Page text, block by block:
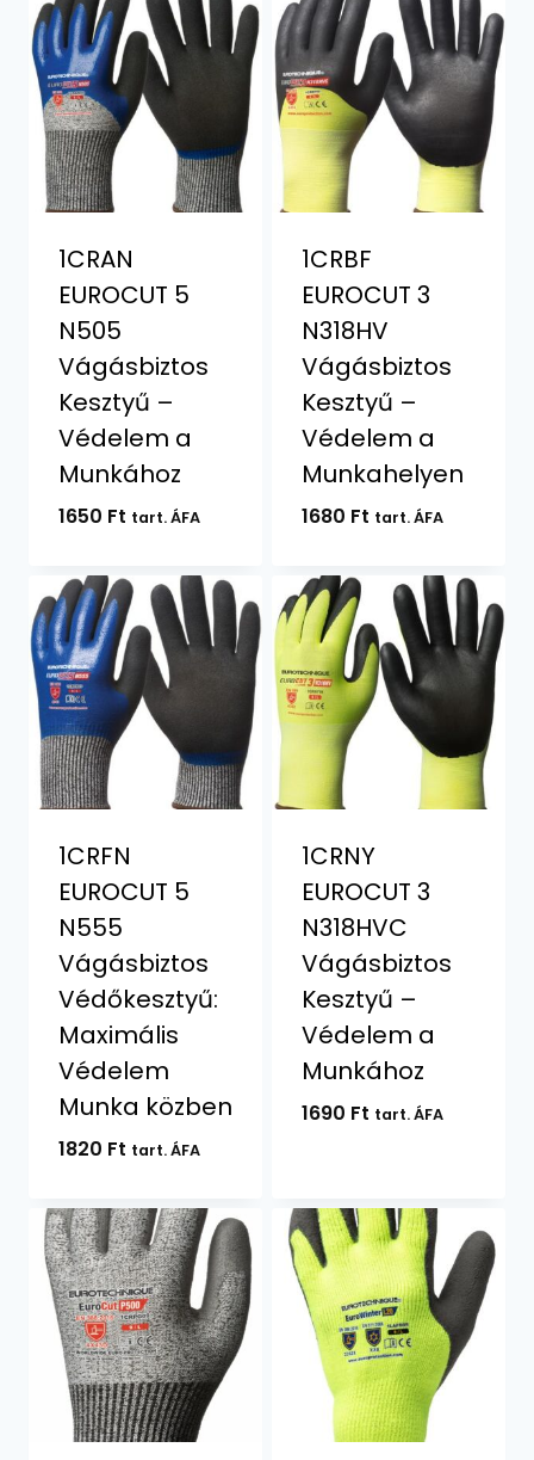
1CRAN
EUROCUT 5
N505
Vágásbiztos
Kesztyű –
Védelem a
Munkához
1650 Ft tart. ÁFA
1CRBF
EUROCUT 3
N318HV
Vágásbiztos
Kesztyű –
Védelem a
Munkahelyen
1680 Ft tart. ÁFA
1CRFN
EUROCUT 5
N555
Vágásbiztos
Védőkesztyű:
Maximális
Védelem
Munka közben
1820 Ft tart. ÁFA
1CRNY
EUROCUT 3
N318HVC
Vágásbiztos
Kesztyű –
Védelem a
Munkához
1690 Ft tart. ÁFA